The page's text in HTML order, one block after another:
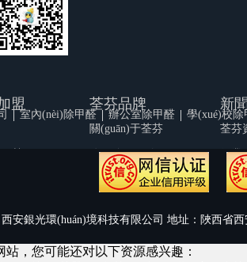
盟
采
荃芬品牌
關(guān)于荃芬
公司簡(jiǎn)介
公司文化
人才招聘
新
荃芬
行
環
| 室內(nèi)除甲醛 | 辦公室除甲醛 | 學(xué)校除
西安銀光環(huán)境科技有限公司 地址：陜西省
，您可能还对以下资源感兴趣：